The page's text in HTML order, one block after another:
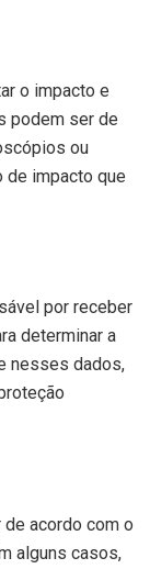
o impacto e
podem ser de
ou
de impacto que
por receber
determinar a
nesses dados,
acordo com o
alguns casos,